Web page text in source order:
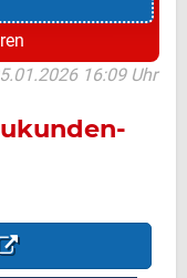
16:09 Uhr